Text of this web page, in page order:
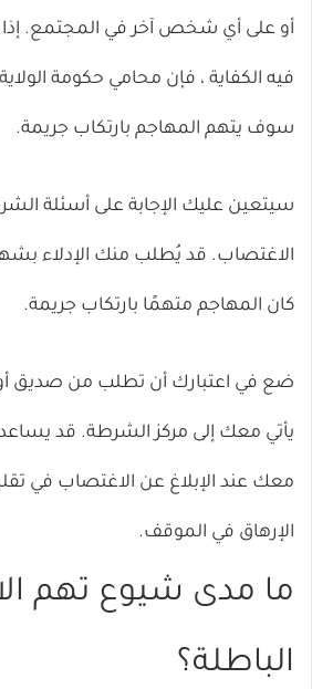
أو على أي شخص آخر في المجتمع. إذا
فيه الكفاية ، فإن محامي حكومة
سوف يتهم المهاجم بارتكاب جريمة.
سيتعين عليك الإجابة على أسئلة
الاغتصاب. قد يُطلب منك الإدلاء
كان المهاجم متهمًا بارتكاب جريمة.
ضع في اعتبارك أن تطلب من صديق
يأتي معك إلى مركز الشرطة. قد
معك عند الإبلاغ عن الاغتصاب في
الإرهاق في الموقف.
ما مدى شيوع تهم
الباطلة؟